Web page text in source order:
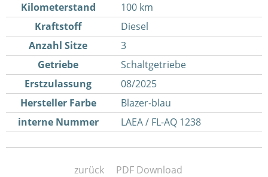
Kilometerstand
100 km
Kraftstoff
Diesel
Anzahl Sitze
3
Getriebe
Schaltgetriebe
Erstzulassung
08/2025
Hersteller Farbe
Blazer-blau
interne Nummer
LAEA / FL-AQ 1238
zurück PDF Download